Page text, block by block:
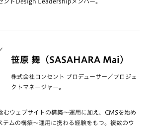
笹原 舞（SASAHARA Mai）
株式会社コンセント プロデューサー／プロジェ
クトマネージャー。
むウェブサイトの構築～運用に加え、CMSを始め
テムの構築～運用に携わる経験をもつ。複数のウ